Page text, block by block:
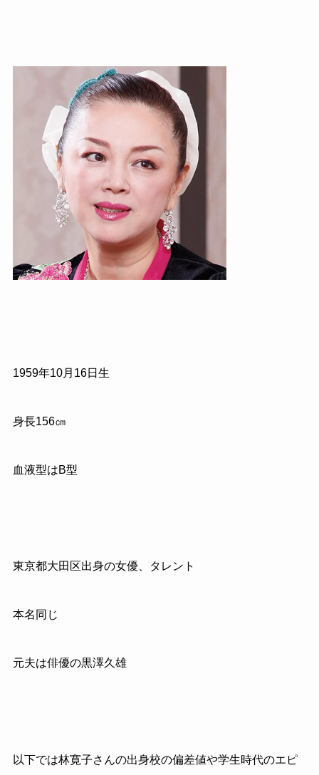
1959年10月 16日生
身長156㎝
血液型はB型
東京都大田区出身の女優、タレント
本名同じ
元夫は俳優の黒澤久雄
以下では林寛子さんの出身校の偏差値や学生時代のエピ